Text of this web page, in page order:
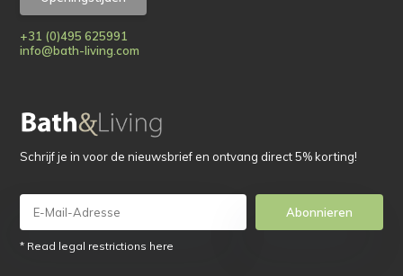
+31 (0)495 625991
info@bath-living.com
Schrijf je in voor de nieuwsbrief en ontvang direct 5% korting!
Abonnieren
* Read legal restrictions here